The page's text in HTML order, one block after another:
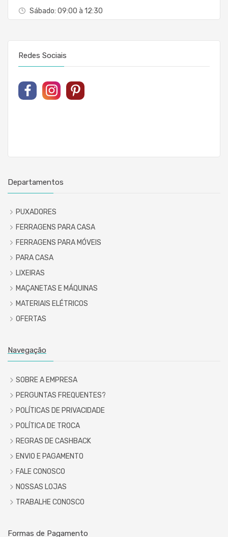
Sábado: 09:00 à 12:30
Redes Sociais
Departamentos
PUXADORES
FERRAGENS PARA CASA
FERRAGENS PARA MÓVEIS
PARA CASA
LIXEIRAS
MAÇANETAS E MÁQUINAS
MATERIAIS ELÉTRICOS
OFERTAS
Navegação
SOBRE A EMPRESA
PERGUNTAS FREQUENTES?
POLÍTICAS DE PRIVACIDADE
POLÍTICA DE TROCA
REGRAS DE CASHBACK
ENVIO E PAGAMENTO
FALE CONOSCO
NOSSAS LOJAS
TRABALHE CONOSCO
Formas de Pagamento